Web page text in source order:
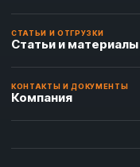
СТАТЬИ И ОТГРУЗКИ
Статьи и материалы
КОНТАКТЫ И ДОКУМЕНТЫ
Компания